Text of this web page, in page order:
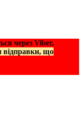
через Viber,
відправки, що